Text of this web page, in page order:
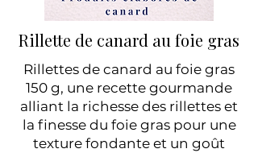
Rillette de canard au foie gras
Rillettes de canard au foie gras
150 g, une recette gourmande
alliant la richesse des rillettes et
la finesse du foie gras pour une
texture fondante et un goût